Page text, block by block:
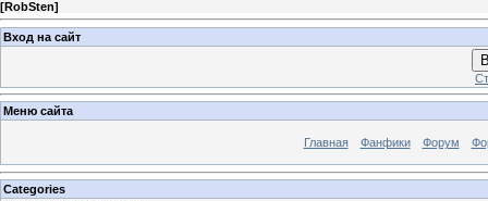
[RobSten]
Вход на сайт
Меню сайта
Главная Фанфики Форум
Categories